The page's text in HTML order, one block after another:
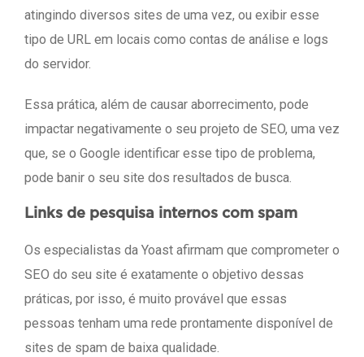
atingindo diversos sites de uma vez, ou exibir esse
tipo de URL em locais como contas de análise e logs
do servidor.
Essa prática, além de causar aborrecimento, pode
impactar negativamente o seu projeto de SEO, uma vez
que, se o Google identificar esse tipo de problema,
pode banir o seu site dos resultados de busca.
Links de pesquisa internos com spam
Os especialistas da Yoast afirmam que comprometer o
SEO do seu site é exatamente o objetivo dessas
práticas, por isso, é muito provável que essas
pessoas tenham uma rede prontamente disponível de
sites de spam de baixa qualidade.